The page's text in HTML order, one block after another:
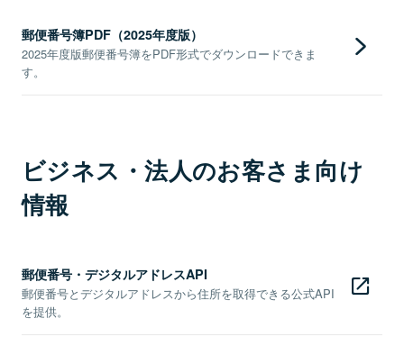
郵便番号簿PDF（2025年度版）
2025年度版郵便番号簿をPDF形式でダウンロードできま
す。
ビジネス・法人のお客さま向け
情報
郵便番号・デジタルアドレスAPI
郵便番号とデジタルアドレスから住所を取得できる公式API
を提供。